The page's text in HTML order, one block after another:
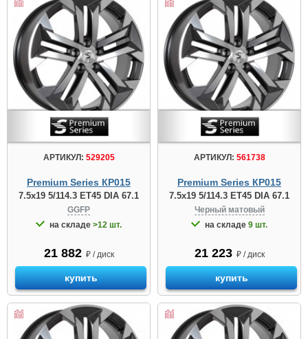
АРТИКУЛ: 529205
Premium Series КР015
7.5x19 5/114.3 ET45 DIA 67.1
GGFP
на складе >12 шт.
21 882 ₽ / диск
купить
АРТИКУЛ: 561738
Premium Series КР015
7.5x19 5/114.3 ET45 DIA 67.1
Черный матовый
на складе 9 шт.
21 223 ₽ / диск
купить